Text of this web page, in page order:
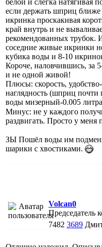
если держать шприц ближе
икринка проскакивая
край внутрь и не
рекомендованных трубок.
соседние живые икринки
кубика воды и 8-10
Короче, наловчившись, за
и не одной живой!
Плюсы: скорость,
наглядность (шприц почти
воды мизерный-0.005 литра
Минус: не у каждого
раздвигать. Просто у
ЗЫ Пошёл воды им
шарики с хвостиками.
Volcan0
Председатель
7482 3689